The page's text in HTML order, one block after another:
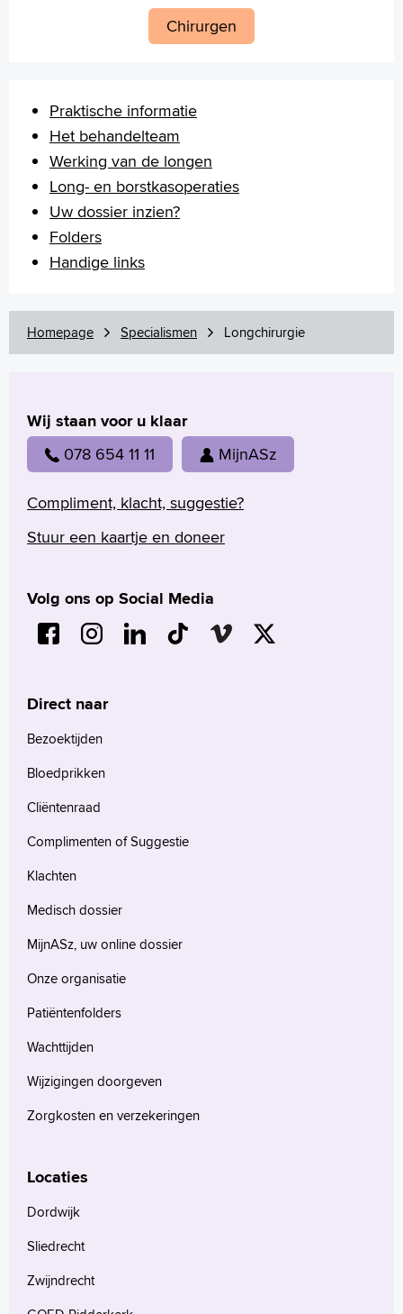
Chirurgen
Praktische informatie
Het behandelteam
Werking van de longen
Long- en borstkasoperaties
Uw dossier inzien?
Folders
Handige links
Homepage Specialismen Longchirurgie
Wij staan voor u klaar
078 654 11 11 MijnASz
Compliment, klacht, suggestie?
Stuur een kaartje en doneer
Volg ons op Social Media
Direct naar
Bezoektijden
Bloedprikken
Cliëntenraad
Complimenten of Suggestie
Klachten
Medisch dossier
MijnASz, uw online dossier
Onze organisatie
Patiëntenfolders
Wachttijden
Wijzigingen doorgeven
Zorgkosten en verzekeringen
Locaties
Dordwijk
Sliedrecht
Zwijndrecht